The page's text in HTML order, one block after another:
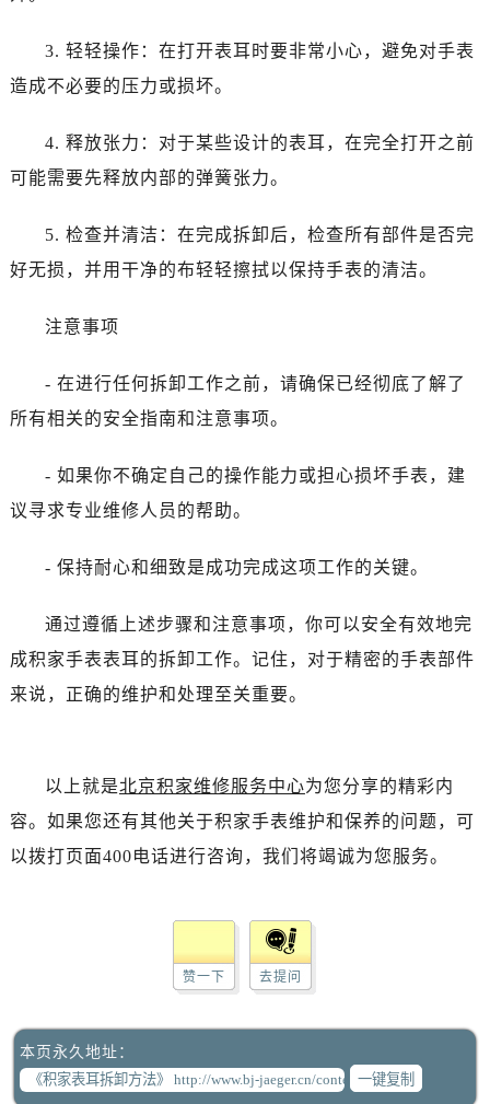
3. 轻轻操作：在打开表耳时要非常小心，避免对手表
造成不必要的压力或损坏。
4. 释放张力：对于某些设计的表耳，在完全打开之前
可能需要先释放内部的弹簧张力。
5. 检查并清洁：在完成拆卸后，检查所有部件是否完
好无损，并用干净的布轻轻擦拭以保持手表的清洁。
注意事项
- 在进行任何拆卸工作之前，请确保已经彻底了解了
所有相关的安全指南和注意事项。
- 如果你不确定自己的操作能力或担心损坏手表，建
议寻求专业维修人员的帮助。
- 保持耐心和细致是成功完成这项工作的关键。
通过遵循上述步骤和注意事项，你可以安全有效地完
成积家手表表耳的拆卸工作。记住，对于精密的手表部件
来说，正确的维护和处理至关重要。
以上就是北京积家维修服务中心为您分享的精彩内
容。如果您还有其他关于积家手表维护和保养的问题，可
以拨打页面400电话进行咨询，我们将竭诚为您服务。
赞一下 去提问
本页永久地址：
一键复制